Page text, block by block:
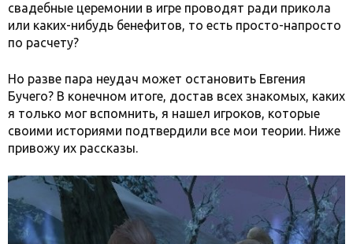
свадебные церемонии в игре проводят ради прикола
или каких-нибудь бенефитов, то есть просто-напросто
по расчету?
Но разве пара неудач может остановить Евгения
Бучего? В конечном итоге, достав всех знакомых, каких
я только мог вспомнить, я нашел игроков, которые
своими историями подтвердили все мои теории. Ниже
привожу их рассказы.